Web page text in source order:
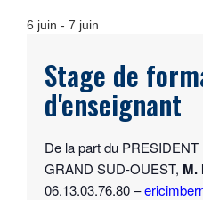
6 juin - 7 juin
Stage de
d'enseignant
De la part du
GRAND SUD-OUEST, M.
06.13.03.76.80 –